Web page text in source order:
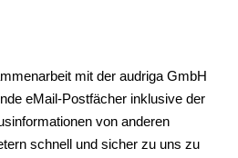
mit der audriga GmbH
eMail-Postfächer inklusive der
von anderen
schnell und sicher zu uns zu